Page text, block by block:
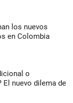
los nuevos
en Colombia
o
El nuevo dilema de